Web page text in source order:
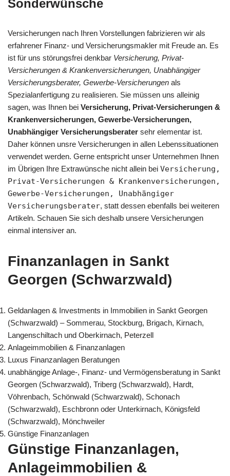
Sonderwünsche
Versicherungen nach Ihren Vorstellungen fabrizieren wir als
erfahrener Finanz- und Versicherungsmakler mit Freude an. Es
ist für uns störungsfrei denkbar Versicherung, Privat-
Versicherungen & Krankenversicherungen, Unabhängiger
Versicherungsberater, Gewerbe-Versicherungen als
Spezialanfertigung zu realisieren. Sie müssen uns alleinig
sagen, was Ihnen bei Versicherung, Privat-Versicherungen &
Krankenversicherungen, Gewerbe-Versicherungen,
Unabhängiger Versicherungsberater sehr elementar ist.
Daher können unsre Versicherungen in allen Lebenssituationen
verwendet werden. Gerne entspricht unser Unternehmen Ihnen
im Übrigen Ihre Extrawünsche nicht allein bei Versicherung,
Privat-Versicherungen & Krankenversicherungen,
Gewerbe-Versicherungen, Unabhängiger
Versicherungsberater, statt dessen ebenfalls bei weiteren
Artikeln. Schauen Sie sich deshalb unsere Versicherungen
einmal intensiver an.
Finanzanlagen in Sankt
Georgen (Schwarzwald)
Geldanlagen & Investments in Immobilien in Sankt Georgen
(Schwarzwald) – Sommerau, Stockburg, Brigach, Kirnach,
Langenschiltach und Oberkirnach, Peterzell
Anlageimmobilien & Finanzanlagen
Luxus Finanzanlagen Beratungen
unabhängige Anlage-, Finanz- und Vermögensberatung in Sankt
Georgen (Schwarzwald), Triberg (Schwarzwald), Hardt,
Vöhrenbach, Schönwald (Schwarzwald), Schonach
(Schwarzwald), Eschbronn oder Unterkirnach, Königsfeld
(Schwarzwald), Mönchweiler
Günstige Finanzanlagen
Günstige Finanzanlagen,
Anlageimmobilien &